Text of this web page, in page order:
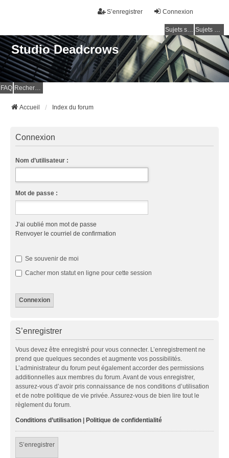
Connexion
S’enregistrer
Sujets sans réponse Sujets actifs
Studio Deadcrows
FAQ Rechercher
Accueil Index du forum
Connexion
Nom d’utilisateur :
Mot de passe :
J’ai oublié mon mot de passe
Renvoyer le courriel de confirmation
Se souvenir de moi
Cacher mon statut en ligne pour cette session
S’enregistrer
Vous devez être enregistré pour vous connecter. L’enregistrement ne
prend que quelques secondes et augmente vos possibilités.
L’administrateur du forum peut également accorder des permissions
additionnelles aux membres du forum. Avant de vous enregistrer,
assurez-vous d’avoir pris connaissance de nos conditions d’utilisation
et de notre politique de vie privée. Assurez-vous de bien lire tout le
règlement du forum.
Conditions d’utilisation | Politique de confidentialité
S’enregistrer